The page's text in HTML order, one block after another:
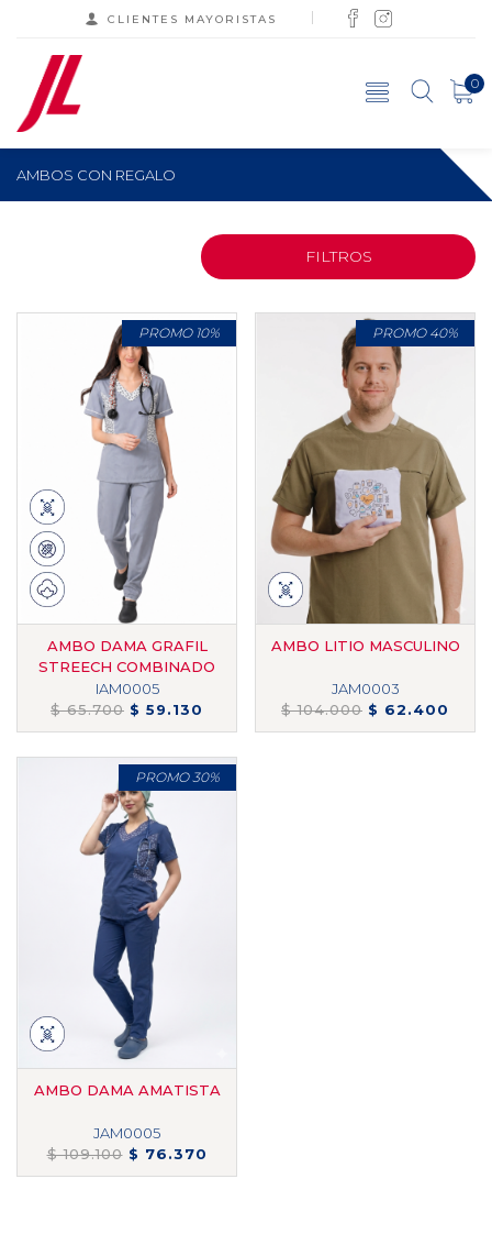
CLIENTES MAYORISTAS
0
AMBOS CON REGALO
FILTROS
PROMO 10%
AMBO DAMA GRAFIL
STREECH COMBINADO
IAM0005
$ 65.700 $ 59.130
PROMO 40%
AMBO LITIO MASCULINO
JAM0003
$ 104.000 $ 62.400
PROMO 30%
AMBO DAMA AMATISTA
JAM0005
$ 109.100$ 76.370